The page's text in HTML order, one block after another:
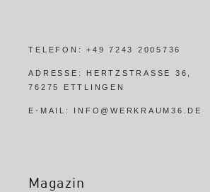
TELEFON:+49 7243 2005736
ADRESSE: HERTZSTRASSE 36,
76275 ETTLINGEN
E-MAIL: INFO@WERKRAUM36.DE
Magazin